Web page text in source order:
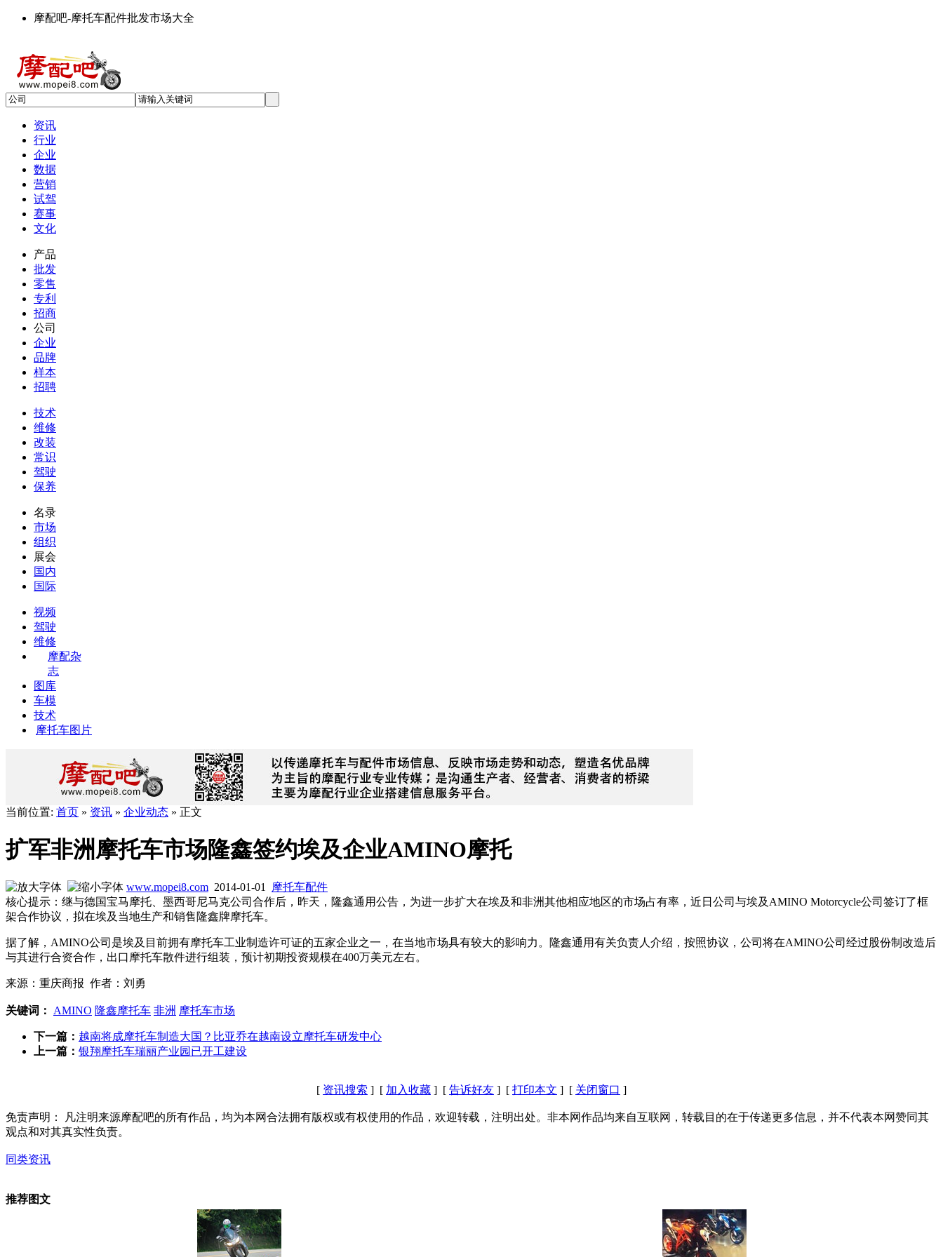
摩配吧-摩托车配件批发市场大全
资讯
行业
企业
数据
营销
试驾
赛事
文化
产品
批发
零售
专利
招商
公司
企业
品牌
样本
招聘
技术
维修
改装
常识
驾驶
保养
名录
市场
组织
展会
国内
国际
视频
驾驶
维修
摩配杂
志
图库
车模
技术
摩托车图片
当前位置: 首页 » 资讯 » 企业动态 » 正文
扩军非洲摩托车市场隆鑫签约埃及企业AMINO摩托
www.mopei8.com 2014-01-01
摩托车配件
核心提示：继与德国宝马摩托、墨西哥尼马克公司合作后，昨天，隆鑫通用公告，为进一步扩大在埃及和非洲其他相应地区的市场占有率，近日公司与埃及AMINO Motorcycle公司签订了框
架合作协议，拟在埃及当地生产和销售隆鑫牌摩托车。
据了解，AMINO公司是埃及目前拥有摩托车工业制造许可证的五家企业之一，在当地市场具有较大的影响力。隆鑫通用有关负责人介绍，按照协议，公司将在AMINO公司经过股份制改造后
与其进行合资合作，出口摩托车散件进行组装，预计初期投资规模在400万美元左右。
来源：重庆商报 作者：刘勇
关键词： AMINO 隆鑫摩托车 非洲 摩托车市场
下一篇： 越南将成摩托车制造大国？比亚乔在越南设立摩托车研发中心
上一篇： 银翔摩托车瑞丽产业园已开工建设
[ 资讯搜索 ] [ 加入收藏 ] [ 告诉好友 ] [ 打印本文 ] [ 关闭窗口 ]
免责声明：
凡注明来源摩配吧的所有作品，均为本网合法拥有版权或有权使用的作品，欢迎转载，注明出处。非本网作品均来自互联网，转载目的在于传递更多信息，并不代表本网赞同其
观点和对其真实性负责。
同类资讯
推荐图文